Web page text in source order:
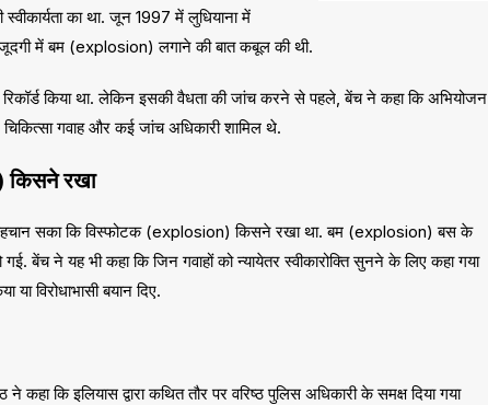
स्वीकार्यता का था. जून 1997 में लुधियाना में
में बम (explosion) लगाने की बात कबूल की थी.
किया था. लेकिन इसकी वैधता की जांच करने से पहले, बेंच ने कहा कि अभियोजन
चिकित्सा गवाह और कई जांच अधिकारी शामिल थे.
किसने रखा
पहचान सका कि विस्फोटक (explosion) किसने रखा था. बम (explosion) बस के
बेंच ने यह भी कहा कि जिन गवाहों को न्यायेतर स्वीकारोक्ति सुनने के लिए कहा गया
विरोधाभासी बयान दिए.
कि इलियास द्वारा कथित तौर पर वरिष्ठ पुलिस अधिकारी के समक्ष दिया गया